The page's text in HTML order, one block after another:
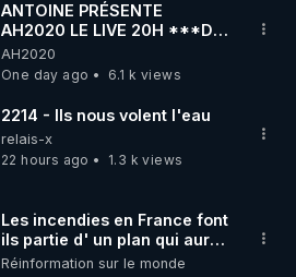
ANTOINE PRÉSENTE
AH2020 LE LIVE 20H ***DU
04/08/2026*** 📷LE
GRAND RÉVEIL EST EN
MARCHE 📷
AH2020
One day ago
6.1 k views
2214 - Ils nous volent l'eau
relais-x
22 hours ago
1.3 k views
Les incendies en France font
ils partie d' un plan qui aurait
débuté le 11 septembre 2001
Réinformation sur le monde